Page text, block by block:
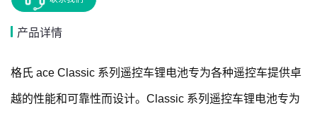
产品详情
格氏 ace Classic 系列遥控车锂电池专为各种遥控车提供卓
越的性能和可靠性而设计。Classic 系列遥控车锂电池专为